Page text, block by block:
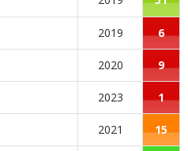
2019 6
2020 9
2023 1
2021 15